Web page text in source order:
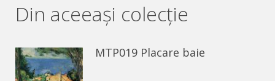
Din aceeaşi colecție
MTP019 Placare baie